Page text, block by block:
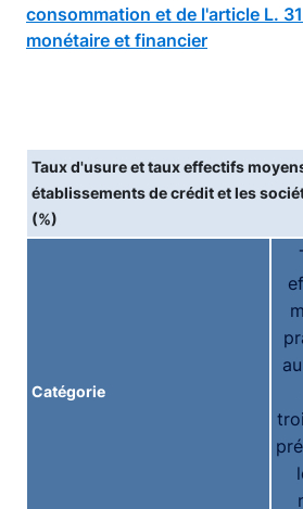
consommation et de l'article L.
monétaire et financier
Taux d'usure et taux effectifs
établissements de crédit et les
(%)
Catégorie